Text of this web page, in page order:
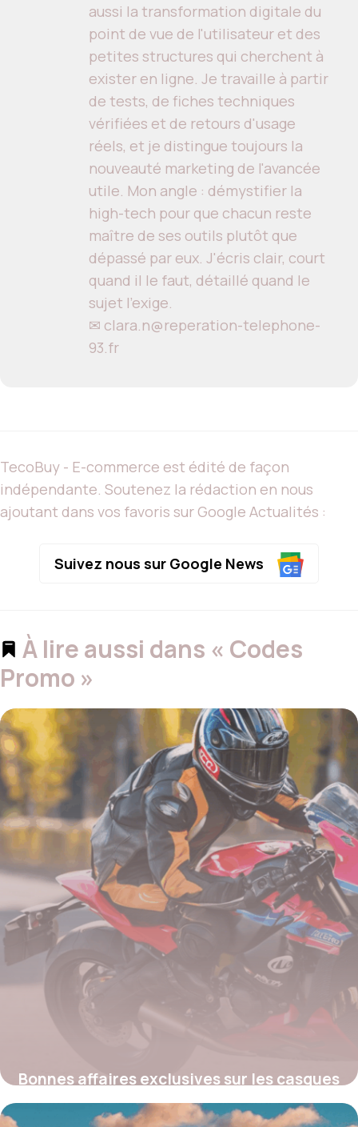
aussi la transformation digitale du
point de vue de l'utilisateur et des
petites structures qui cherchent à
exister en ligne. Je travaille à partir
de tests, de fiches techniques
vérifiées et de retours d'usage
réels, et je distingue toujours la
nouveauté marketing de l'avancée
utile. Mon angle : démystifier la
high-tech pour que chacun reste
maître de ses outils plutôt que
dépassé par eux. J'écris clair, court
quand il le faut, détaillé quand le
sujet l'exige.
✉ clara.n@reperation-telephone-
93.fr
TecoBuy - E-commerce est édité de façon
indépendante. Soutenez la rédaction en nous
ajoutant dans vos favoris sur Google Actualités :
Suivez nous sur Google News
À lire aussi dans « Codes
Promo »
Bonnes affaires exclusives sur les casques
Arai : où profiter des meilleures promos